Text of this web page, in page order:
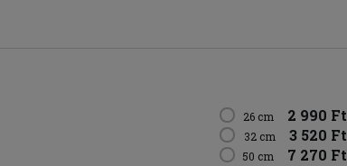
26 cm 2 990 Ft
32 cm 3 520 Ft
50 cm 7 270 Ft